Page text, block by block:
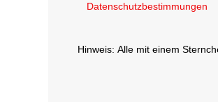
Datenschutzbestimmungen
Hinweis: Alle mit einem